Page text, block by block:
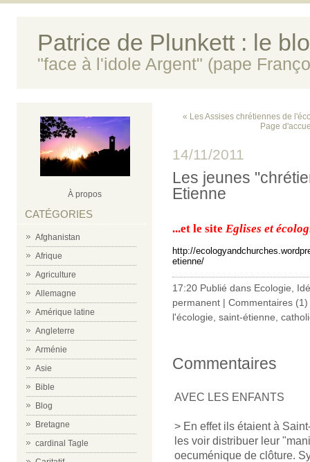
Patrice de Plunkett : le
"face à l'idole Argent" (pape
À propos
CATÉGORIES
Afghanistan
Afrique
Agriculture
Allemagne
Amérique latine
Angleterre
Arménie
Asie
Bible
Blog
Bretagne
cardinal Tagle
« Les Assises chrétiennes de
Page
14/11/2011
Les jeunes
Etienne
...et le site Eglises et
http://
etienne/
17:20 Publié dans Ecologie
permanent | Commentaires (1)
l'écologie saint-étienne
Commentaires
AVEC LES ENFANTS
> En effet ils étaient à
les voir distribuer leur
oecuménique de clôture.